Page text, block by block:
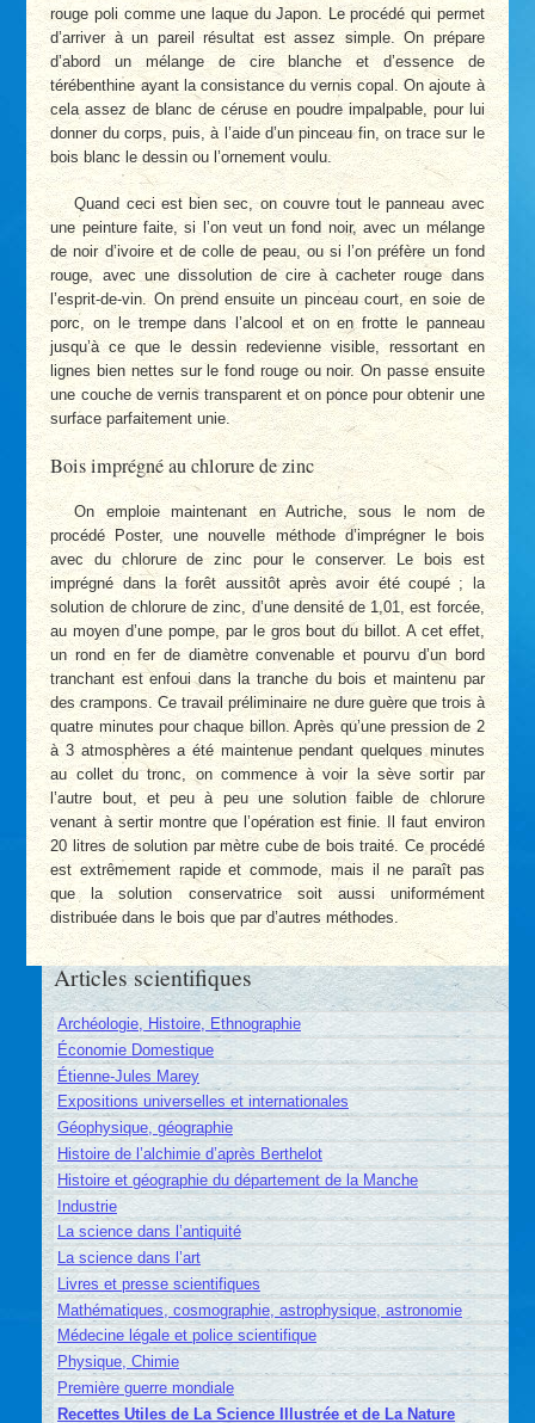
rouge poli comme une laque du Japon. Le procédé qui permet
d’arriver à un pareil résultat est assez simple. On prépare
d’abord un mélange de cire blanche et d’essence de
térébenthine ayant la consistance du vernis copal. On ajoute à
cela assez de blanc de céruse en poudre impalpable, pour lui
donner du corps, puis, à l’aide d’un pinceau fin, on trace sur le
bois blanc le dessin ou l’ornement voulu.
Quand ceci est bien sec, on couvre tout le panneau avec
une peinture faite, si l’on veut un fond noir, avec un mélange
de noir d’ivoire et de colle de peau, ou si l’on préfère un fond
rouge, avec une dissolution de cire à cacheter rouge dans
l’esprit-de-vin. On prend ensuite un pinceau court, en soie de
porc, on le trempe dans l’alcool et on en frotte le panneau
jusqu’à ce que le dessin redevienne visible, ressortant en
lignes bien nettes sur le fond rouge ou noir. On passe ensuite
une couche de vernis transparent et on ponce pour obtenir une
surface parfaitement unie.
Bois imprégné au chlorure de zinc
On emploie maintenant en Autriche, sous le nom de
procédé Poster, une nouvelle méthode d’imprégner le bois
avec du chlorure de zinc pour le conserver. Le bois est
imprégné dans la forêt aussitôt après avoir été coupé ; la
solution de chlorure de zinc, d’une densité de 1,01, est forcée,
au moyen d’une pompe, par le gros bout du billot. A cet effet,
un rond en fer de diamètre convenable et pourvu d’un bord
tranchant est enfoui dans la tranche du bois et maintenu par
des crampons. Ce travail préliminaire ne dure guère que trois à
quatre minutes pour chaque billon. Après qu’une pression de 2
à 3 atmosphères a été maintenue pendant quelques minutes
au collet du tronc, on commence à voir la sève sortir par
l’autre bout, et peu à peu une solution faible de chlorure
venant à sertir montre que l’opération est finie. Il faut environ
20 litres de solution par mètre cube de bois traité. Ce procédé
est extrêmement rapide et commode, mais il ne paraît pas
que la solution conservatrice soit aussi uniformément
distribuée dans le bois que par d’autres méthodes.
Articles scientifiques
Archéologie, Histoire, Ethnographie
Économie Domestique
Étienne-Jules Marey
Expositions universelles et internationales
Géophysique, géographie
Histoire de l’alchimie d’après Berthelot
Histoire et géographie du département de la Manche
Industrie
La science dans l’antiquité
La science dans l’art
Livres et presse scientifiques
Mathématiques, cosmographie, astrophysique, astronomie
Médecine légale et police scientifique
Physique, Chimie
Première guerre mondiale
Recettes Utiles de La Science Illustrée et de La Nature